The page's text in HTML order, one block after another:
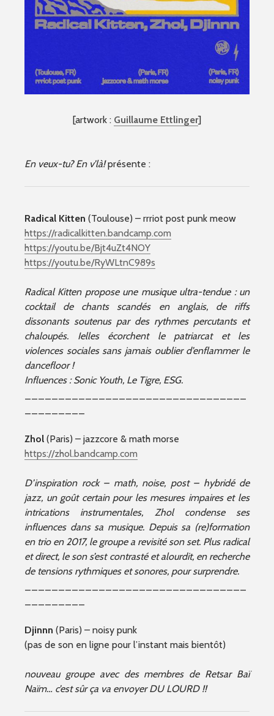
[artwork : Guillaume Ettlinger]
En veux-tu? En v’là!présente :
Radical Kitten (Toulouse) – rrriot post punk meow
https://radicalkitten.bandcamp.com
https://youtu.be/Bjt4uZt4NOY
https://youtu.be/RyWLtnC989s
Radical Kitten propose une musique ultra-tendue : un
cocktail de chants scandés en anglais, de riffs
dissonants soutenus par des rythmes percutants et
chaloupés. Ielles écorchent le patriarcat et les
violences sociales sans jamais oublier d’enflammer le
dancefloor !
Influences : Sonic Youth, Le Tigre, ESG.
Zhol (Paris) – jazzcore & math morse
https://zhol.bandcamp.com
D’inspiration rock – math, noise, post – hybridé de
jazz, un goût certain pour les mesures impaires et les
intrications
instrumentales, Zhol condense ses
influences dans sa musique. Depuis sa (re)formation
en trio en 2017, le groupe a revisité son set. Plus radical
et direct, le son s’est contrasté et alourdit, en recherche
de tensions rythmiques et sonores, pour surprendre.
Djinnn (Paris) – noisy punk
(pas de son en ligne pour l’instant mais bientôt)
nouveau groupe avec des membres de Retsar Baï
Naïm… c’est sûr ça va envoyer DU LOURD !!